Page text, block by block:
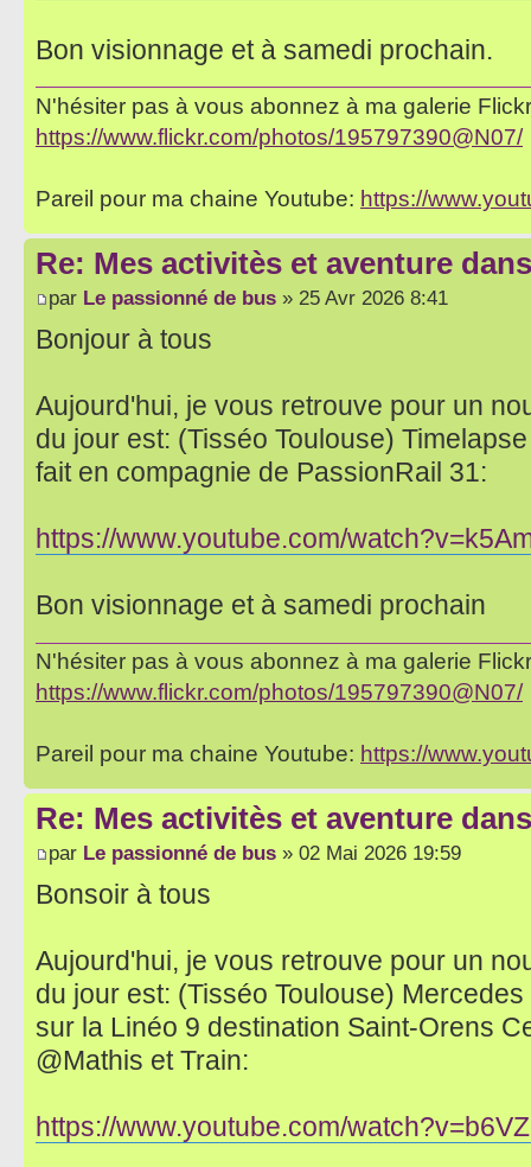
Bon visionnage et à samedi prochain.
N'hésiter pas à vous abonnez à ma galerie
https://www.flickr.com/photos/195797390@N07/
Pareil pour ma chaine Youtube: https://
Re: Mes activitès et aventure
par Le passionné de bus » 25 Avr 2026 8:41
Bonjour à tous
Aujourd'hui, je vous retrouve pour un
du jour est: (Tisséo Toulouse)
fait en compagnie de PassionRail 31:
https://www.youtube.com/
Bon visionnage et à samedi prochain
N'hésiter pas à vous abonnez à ma galerie
https://www.flickr.com/photos/195797390@N07/
Pareil pour ma chaine Youtube: https://
Re: Mes activitès et aventure
par Le passionné de bus » 02 Mai 2026 19:59
Bonsoir à tous
Aujourd'hui, je vous retrouve pour un
du jour est: (Tisséo Toulouse)
sur la Linéo 9 destination Saint-Orens
@Mathis et Train:
https://www.youtube.com/